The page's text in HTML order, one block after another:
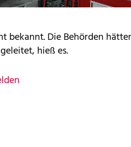
bekannt. Die Behörden
hieß es.